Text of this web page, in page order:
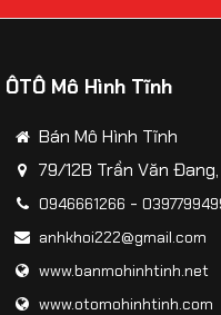
ÔTÔ Mô Hình Tĩnh
Bán Mô Hình Tĩnh
79/12B Trần Văn
0946661266 -
anhkhoi222@gmail.com
www.banmohinhtinh.net
www.otomohinhtinh.com